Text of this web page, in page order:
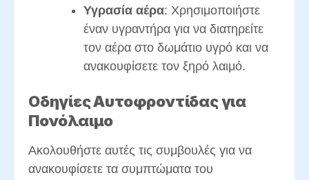
Υγρασία αέρα: Χρησιμοποιήστε
έναν υγραντήρα για να διατηρείτε
τον αέρα στο δωμάτιο υγρό και να
ανακουφίσετε τον ξηρό λαιμό.
Οδηγίες Αυτοφροντίδας για
Πονόλαιμο
Ακολουθήστε αυτές τις συμβουλές για να
ανακουφίσετε τα συμπτώματα του